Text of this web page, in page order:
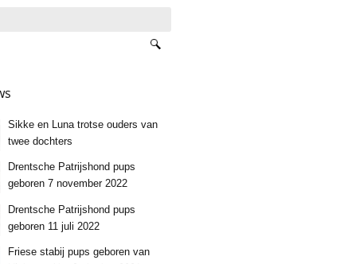
Sikke en Luna trotse ouders van
twee dochters
Drentsche Patrijshond pups
geboren 7 november 2022
Drentsche Patrijshond pups
geboren 11 juli 2022
Friese stabij pups geboren van